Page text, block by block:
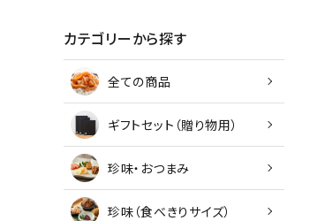
カテゴリーから探す
全ての商品
ギフトセット（贈り物用）
珍味・おつまみ
珍味（食べきりサイズ）